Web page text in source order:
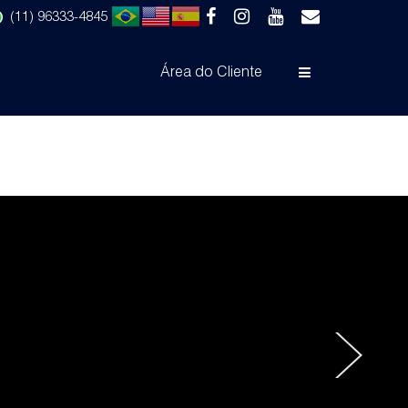
(11) 96333-4845
Área do Cliente
›